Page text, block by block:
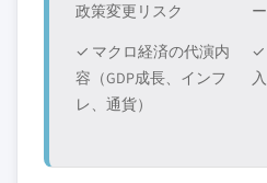
政策変更リスク
✓ マクロ経済の代演内
容（GDP成長、インフ
レ、通貨）
✓